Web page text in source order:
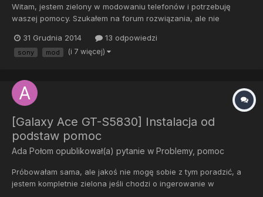
Witam, jestem zielony w modowaniu telefonów i potrzebuję
waszej pomocy. Szukałem na forum rozwiązania, ale nie
zainstalowaniu Cyanogena na mojej Xperii S telefon nie włącza
się. Pokazuje się napis FreeXperiaProject i nic więcej. Mignie
31 Grudnia 2014 13 odpowiedzi
sony mod (i 7 więcej)
[Galaxy Ace GT-S5830] Instalacja od
podstaw pomoc
Ada Połom opublikował(a) pytanie w Problemy, pomoc
Próbowałam sama, ale jakoś nie mogę sobie z tym poradzić, a
jestem kompletnie zielona jeśli chodzi o ingerowanie w